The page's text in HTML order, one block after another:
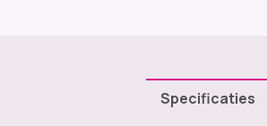
Specificaties